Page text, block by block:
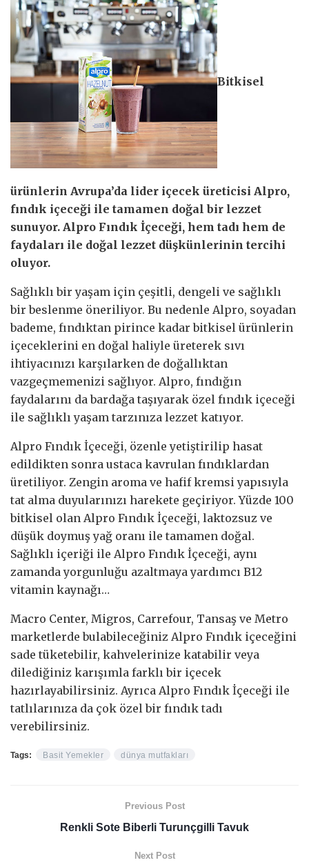
Bitkisel
ürünlerin Avrupa’da lider içecek üreticisi Alpro,
fındık içeceği ile tamamen doğal bir lezzet
sunuyor. Alpro Fındık İçeceği, hem tadı hem de
faydaları ile doğal lezzet düşkünlerinin tercihi
oluyor.
Sağlıklı bir yaşam için çeşitli, dengeli ve sağlıklı
bir beslenme öneriliyor. Bu nedenle Alpro, soyadan
bademe, fındıktan pirince kadar bitkisel ürünlerin
içeceklerini en doğal haliyle üreterek sıvı
ihtiyacınızı karşılarken de doğallıktan
vazgeçmemenizi sağlıyor. Alpro, fındığın
faydalarını da bardağa taşıyarak özel fındık içeceği
ile sağlıklı yaşam tarzınıza lezzet katıyor.
Alpro Fındık İçeceği, özenle yetiştirilip hasat
edildikten sonra ustaca kavrulan fındıklardan
üretiliyor. Zengin aroma ve hafif kremsi yapısıyla
tat alma duyularınızı harekete geçiriyor. Yüzde 100
bitkisel olan Alpro Fındık İçeceği, laktozsuz ve
düşük doymuş yağ oranı ile tamamen doğal.
Sağlıklı içeriği ile Alpro Fındık İçeceği, aynı
zamanda yorgunluğu azaltmaya yardımcı B12
vitamin kaynağı…
Macro Center, Migros, Carrefour, Tansaş ve Metro
marketlerde bulabileceğiniz Alpro Fındık içeceğini
sade tüketebilir, kahvelerinize katabilir veya
dilediğiniz karışımla farklı bir içecek
hazırlayabilirsiniz. Ayrıca Alpro Fındık İçeceği ile
tatlılarınıza da çok özel bir fındık tadı
verebilirsiniz.
Tags: Basit Yemekler dünya mutfakları
Previous Post
Renkli Sote Biberli Turunçgilli Tavuk
Next Post